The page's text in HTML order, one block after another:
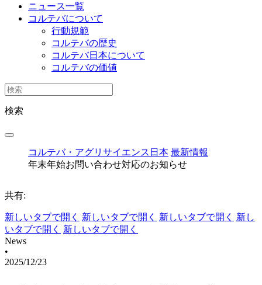
ニュース一覧
コルテバについて
行動規範
コルテバの歴史
コルテバ日本について
コルテバの価値
検索
コルテバ・アグリサイエンス日本 最新情報
年末年始お問い合わせ対応のお知らせ
共有:
新しいタブで開く 新しいタブで開く 新しいタブで開く
新し
いタブで開く
新しいタブで開く
News
•
2025/12/23